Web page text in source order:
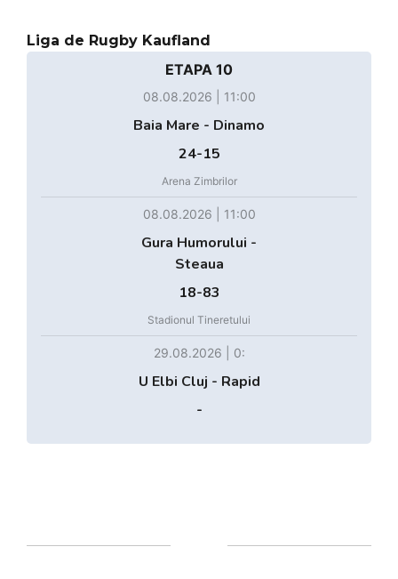
Liga de Rugby Kaufland
ETAPA 10
08.08.2026 | 11:00
Baia Mare - Dinamo
24-15
Arena Zimbrilor
08.08.2026 | 11:00
Gura Humorului -
Steaua
18-83
Stadionul Tineretului
29.08.2026 | 0:
U Elbi Cluj - Rapid
-